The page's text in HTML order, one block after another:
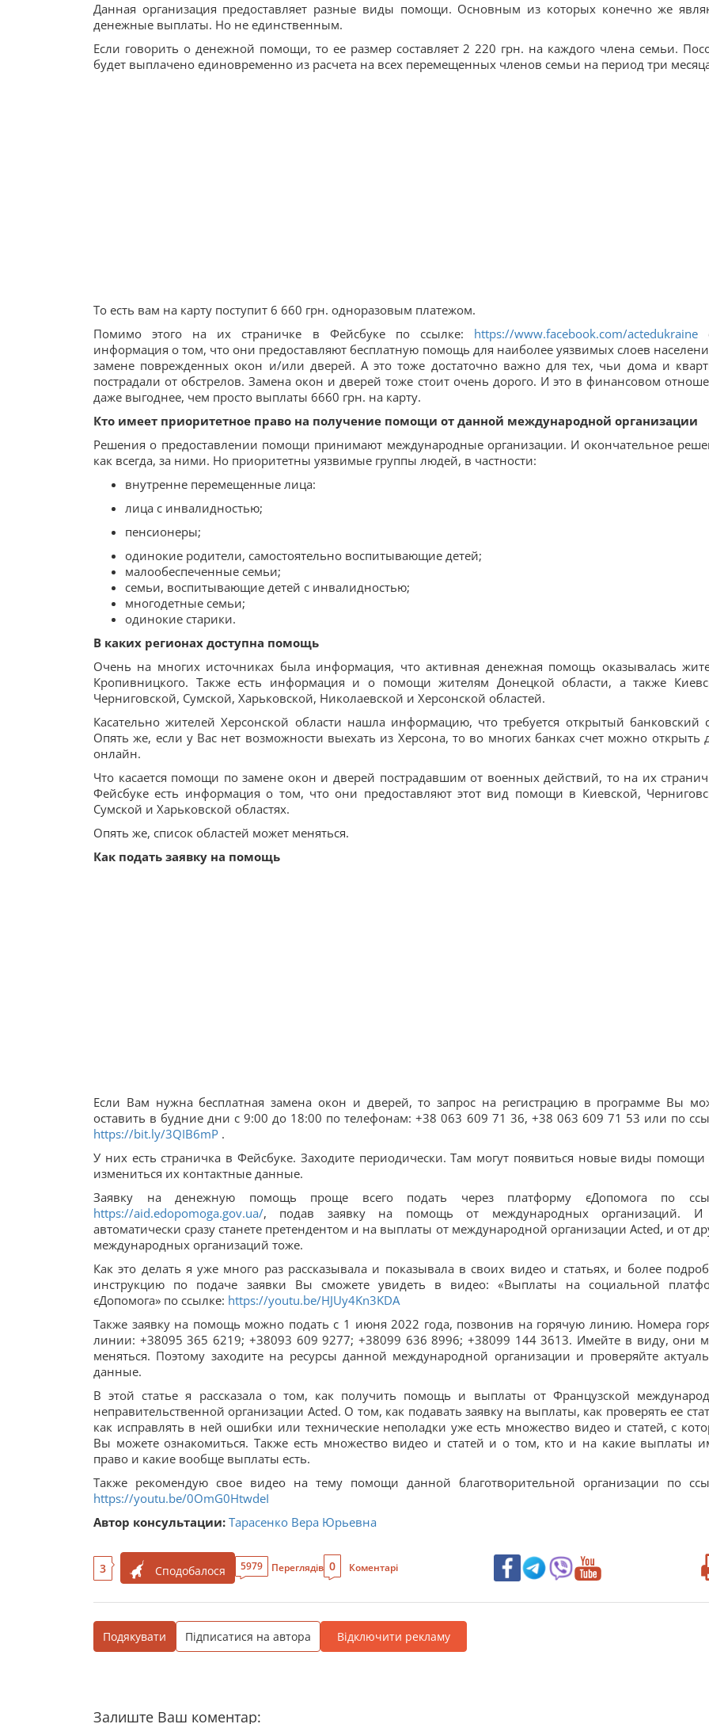
Данная организация предоставляет разные виды помощи. Основным из которых конечно же
денежные выплаты. Но не единственным.
Если говорить о денежной помощи, то ее размер составляет 2 220 грн. на каждого члена семьи.
будет выплачено единовременно из расчета на всех перемещенных членов семьи на период три
То есть вам на карту поступит 6 660 грн. одноразовым платежом.
Помимо этого на их страничке в Фейсбуке по ссылке: https://www.facebook.com/actedukraine
информация о том, что они предоставляют бесплатную помощь для наиболее уязвимых слоев
замене поврежденных окон и/или дверей. А это тоже достаточно важно для тех, чьи дома и
пострадали от обстрелов. Замена окон и дверей тоже стоит очень дорого. И это в финансовом
даже выгоднее, чем просто выплаты 6660 грн. на карту.
Кто имеет приоритетное право на получение помощи от данной международной организации
Решения о предоставлении помощи принимают международные организации. И окончательное
как всегда, за ними. Но приоритетны уязвимые группы людей, в частности:
внутренне перемещенные лица:
лица с инвалидностью;
пенсионеры;
одинокие родители, самостоятельно воспитывающие детей;
малообеспеченные семьи;
семьи, воспитывающие детей с инвалидностью;
многодетные семьи;
одинокие старики.
В каких регионах доступна помощь
Очень на многих источниках была информация, что активная денежная помощь оказывалась
Кропивницкого. Также есть информация и о помощи жителям Донецкой области, а также
Черниговской, Сумской, Харьковской, Николаевской и Херсонской областей.
Касательно жителей Херсонской области нашла информацию, что требуется открытый банковский
Опять же, если у Вас нет возможности выехать из Херсона, то во многих банках счет можно открыть
онлайн.
Что касается помощи по замене окон и дверей пострадавшим от военных действий, то на их
Фейсбуке есть информация о том, что они предоставляют этот вид помощи в Киевской,
Сумской и Харьковской областях.
Опять же, список областей может меняться.
Как подать заявку на помощь
Если Вам нужна бесплатная замена окон и дверей, то запрос на регистрацию в программе Вы
оставить в будние дни с 9:00 до 18:00 по телефонам: +38 063 609 71 36, +38 063 609 71 53 или по
https://bit.ly/3QIB6mP .
У них есть страничка в Фейсбуке. Заходите периодически. Там могут появиться новые виды
измениться их контактные данные.
Заявку на денежную помощь проще всего подать через платформу єДопомога по
https://aid.edopomoga.gov.ua/, подав заявку на помощь от международных организаций.
автоматически сразу станете претендентом и на выплаты от международной организации Acted, и от
международных организаций тоже.
Как это делать я уже много раз рассказывала и показывала в своих видео и статьях, и более
инструкцию по подаче заявки Вы сможете увидеть в видео: «Выплаты на социальной
єДопомога» по ссылке: https://youtu.be/HJUy4Kn3KDA
Также заявку на помощь можно подать с 1 июня 2022 года, позвонив на горячую линию. Номера
линии: +38095 365 6219; +38093 609 9277; +38099 636 8996; +38099 144 3613. Имейте в виду, они
меняться. Поэтому заходите на ресурсы данной международной организации и проверяйте
данные.
В этой статье я рассказала о том, как получить помощь и выплаты от Французской
неправительственной организации Acted. О том, как подавать заявку на выплаты, как проверять ее
как исправлять в ней ошибки или технические неполадки уже есть множество видео и статей, с
Вы можете ознакомиться. Также есть множество видео и статей и о том, кто и на какие выплаты
право и какие вообще выплаты есть.
Также рекомендую свое видео на тему помощи данной благотворительной организации по
https://youtu.be/0OmG0HtwdeI
Автор консультации: Тарасенко Вера Юрьевна
3 Сподобалося 5979 Переглядів 0 Коментарі
Подякувати Підписатися на автора Відключити рекламу
Залиште Ваш коментар: